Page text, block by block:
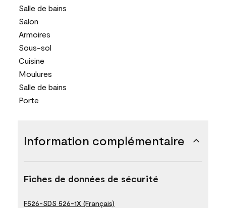
Salle de bains
Salon
Armoires
Sous-sol
Cuisine
Moulures
Salle de bains
Porte
Information complémentaire
Fiches de données de sécurité
F526-SDS 526-1X (Français)